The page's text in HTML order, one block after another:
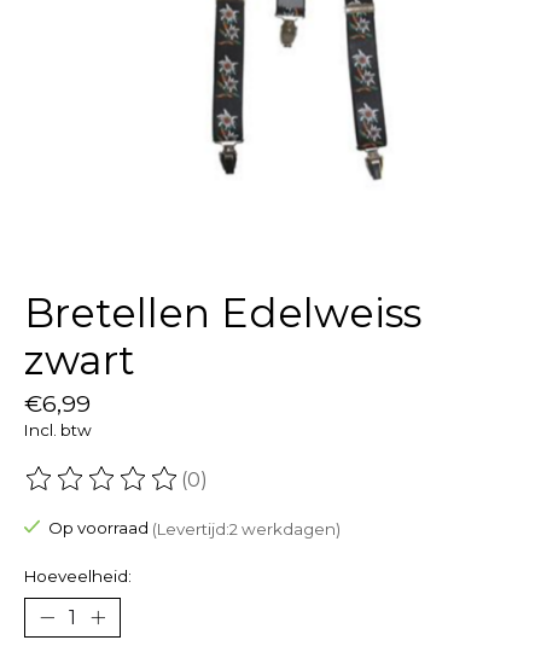
Bretellen Edelweiss
zwart
€6,99
Incl. btw
De beoordeling van dit product is
(0)
Op voorraad (Levertijd:2 werkdagen)
Hoeveelheid: